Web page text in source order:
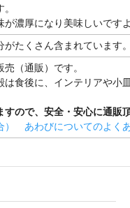
が濃厚になり美味しいです
がたくさん含まれていま
売（通販）です。
は食後に、インテリアや
すので、安全・安心に通販
あわびについてのよく